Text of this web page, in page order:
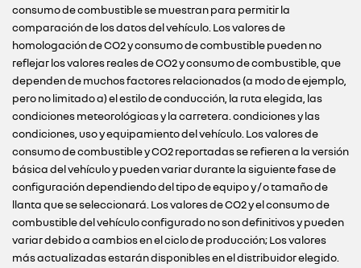
consumo de combustible se muestran para permitir la
comparación de los datos del vehículo. Los valores de
homologación de CO2 y consumo de combustible pueden no
reflejar los valores reales de CO2 y consumo de combustible, que
dependen de muchos factores relacionados (a modo de ejemplo,
pero no limitado a) el estilo de conducción, la ruta elegida, las
condiciones meteorológicas y la carretera. condiciones y las
condiciones, uso y equipamiento del vehículo. Los valores de
consumo de combustible y CO2 reportadas se refieren a la versión
básica del vehículo y pueden variar durante la siguiente fase de
configuración dependiendo del tipo de equipo y / o tamaño de
llanta que se seleccionará. Los valores de CO2 y el consumo de
combustible del vehículo configurado no son definitivos y pueden
variar debido a cambios en el ciclo de producción; Los valores
más actualizadas estarán disponibles en el distribuidor elegido.